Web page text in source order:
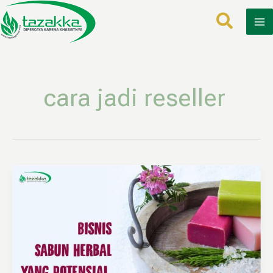
Lewati
ke
konten
cara jadi reseller
Reseller